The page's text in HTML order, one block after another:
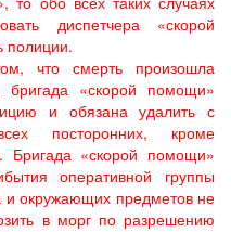
диспетчера «скорой
полиции.
что смерть произошла
бригада «скорой помощи»
и обязана удалить с
посторонних, кроме
Бригада «скорой помощи»
оперативной группы
окружающих предметов не
в морг по разрешению